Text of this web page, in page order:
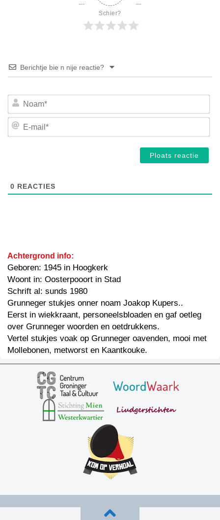
Schier?
Berichtje bie n nije reactie?
E-
0 REACTIES
Achtergrond info:
Geboren: 1945 in Hoogkerk
Woont in: Oosterpooort in Stad
Schrift al: sunds 1980
Grunneger stukjes onner noam Joakop Kupers..
Eerst in wiekkraant, personeelsbloaden en gaf oetleg
over Grunneger woorden en oetdrukkens.
Vertel stukjes voak op Grunneger oavenden, mooi met
Mollebonen, metworst en Kaantkouke.